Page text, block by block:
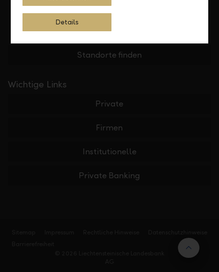
Standorte finden
Wichtige Links
Private
Firmen
Institutionelle
Private Banking
Nach
Details